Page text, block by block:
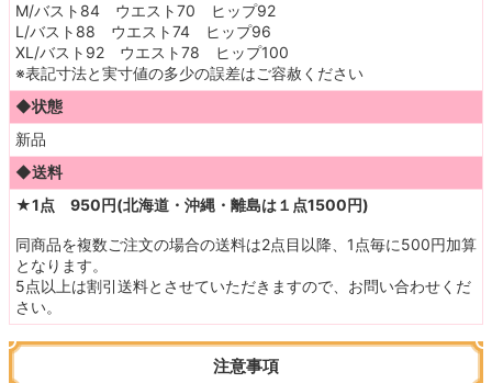
M/バスト84 ウエスト70 ヒップ92
L/バスト88 ウエスト74 ヒップ96
XL/バスト92 ウエスト78 ヒップ100
※表記寸法と実寸値の多少の誤差はご容赦ください
◆状態
新品
◆送料
★1点 950円(北海道・沖縄・離島は１点1500円)
同商品を複数ご注文の場合の送料は2点目以降、1点毎に500円加算
となります。
5点以上は割引送料とさせていただきますので、お問い合わせくだ
さい。
注意事項